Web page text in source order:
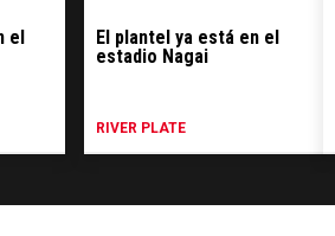
el
El plantel ya está en el
estadio Nagai
RIVER PLATE